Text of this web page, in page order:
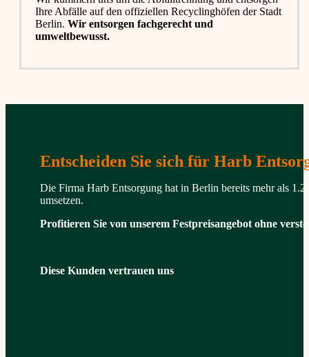
Ihre Abfälle auf den offiziellen Recyclinghöfen der Stadt
Berlin. Wir entsorgen fachgerecht und
umweltbewusst.
Entscheiden Sie sich für Harb
Die Firma Harb Entsorgung hat in Berlin bereits mehr als
umsetzen.
Profitieren Sie von unserem Festpreisangebot ohne
Diese Kunden vertrauen uns